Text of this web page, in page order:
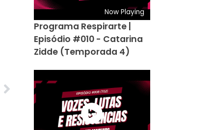
Now Playing
Programa Respirarte |
Episódio #010 - Catarina
Zidde (Temporada 4)